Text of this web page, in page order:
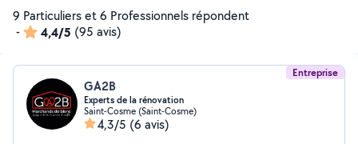
9 Particuliers et 6 Professionnels répondent
-
4,4/5 (95 avis)
Entreprise
GA2B
Experts de la rénovation
Saint-Cosme (Saint-Cosme)
4,3/5 (6 avis)